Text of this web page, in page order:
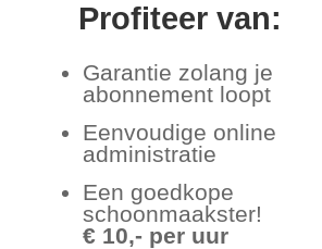
Profiteer van:
Garantie zolang je
abonnement loopt
Eenvoudige online
administratie
Een goedkope
schoonmaakster!
€ 10,- per uur